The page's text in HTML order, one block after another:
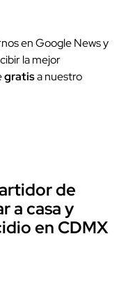
en Google News y
la mejor
gratisa nuestro
de
a casa y
en CDMX